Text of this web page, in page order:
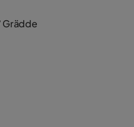
Grädde